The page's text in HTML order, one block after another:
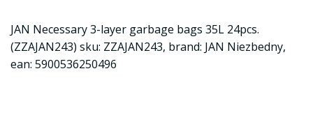
JAN Necessary 3-layer garbage bags 35L 24pcs.
(ZZAJAN243) sku: ZZAJAN243, brand: JAN Niezbedny,
ean: 5900536250496